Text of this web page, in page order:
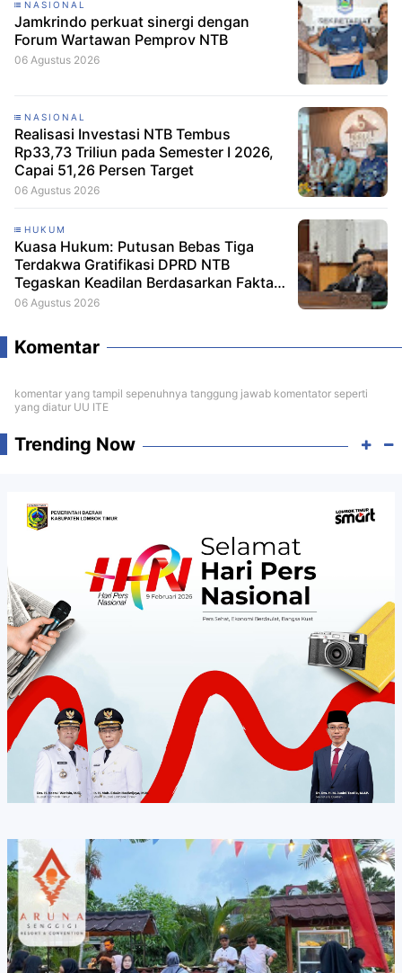
NASIONAL
Jamkrindo perkuat sinergi dengan
Forum Wartawan Pemprov NTB
06 Agustus 2026
NASIONAL
Realisasi Investasi NTB Tembus
Rp33,73 Triliun pada Semester I 2026,
Capai 51,26 Persen Target
06 Agustus 2026
HUKUM
Kuasa Hukum: Putusan Bebas Tiga
Terdakwa Gratifikasi DPRD NTB
Tegaskan Keadilan Berdasarkan Fakta
Persidangan
06 Agustus 2026
Komentar
komentar yang tampil sepenuhnya tanggung jawab komentator seperti
yang diatur UU ITE
Trending Now